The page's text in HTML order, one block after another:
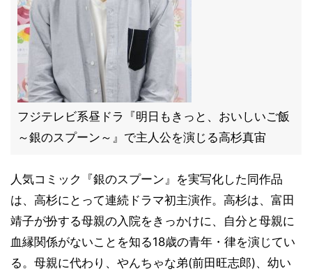
フジテレビ系昼ドラ『明日もきっと、おいしいご飯
～銀のスプーン～』で主人公を演じる高杉真宙
人気コミック『銀のスプーン』を実写化した同作品
は、高杉にとって連続ドラマ初主演作。高杉は、富田
靖子が扮する母親の入院をきっかけに、自分と母親に
血縁関係がないことを知る18歳の青年・律を演じてい
る。母親に代わり、やんちゃな弟(前田旺志郎)、幼い